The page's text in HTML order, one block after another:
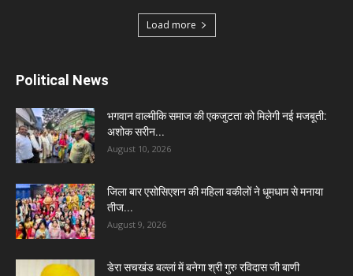
Load more
Political News
भगवान वाल्मीकि समाज की एकजुटता को मिलेगी नई मजबूती:
अशोक सरीन...
August 10, 2026
जिला बार एसोसिएशन की महिला वकीलों ने धूमधाम से मनाया
तीज...
August 9, 2026
डेरा सचखंड बल्लां में बनेगा श्री गुरु रविदास जी बाणी